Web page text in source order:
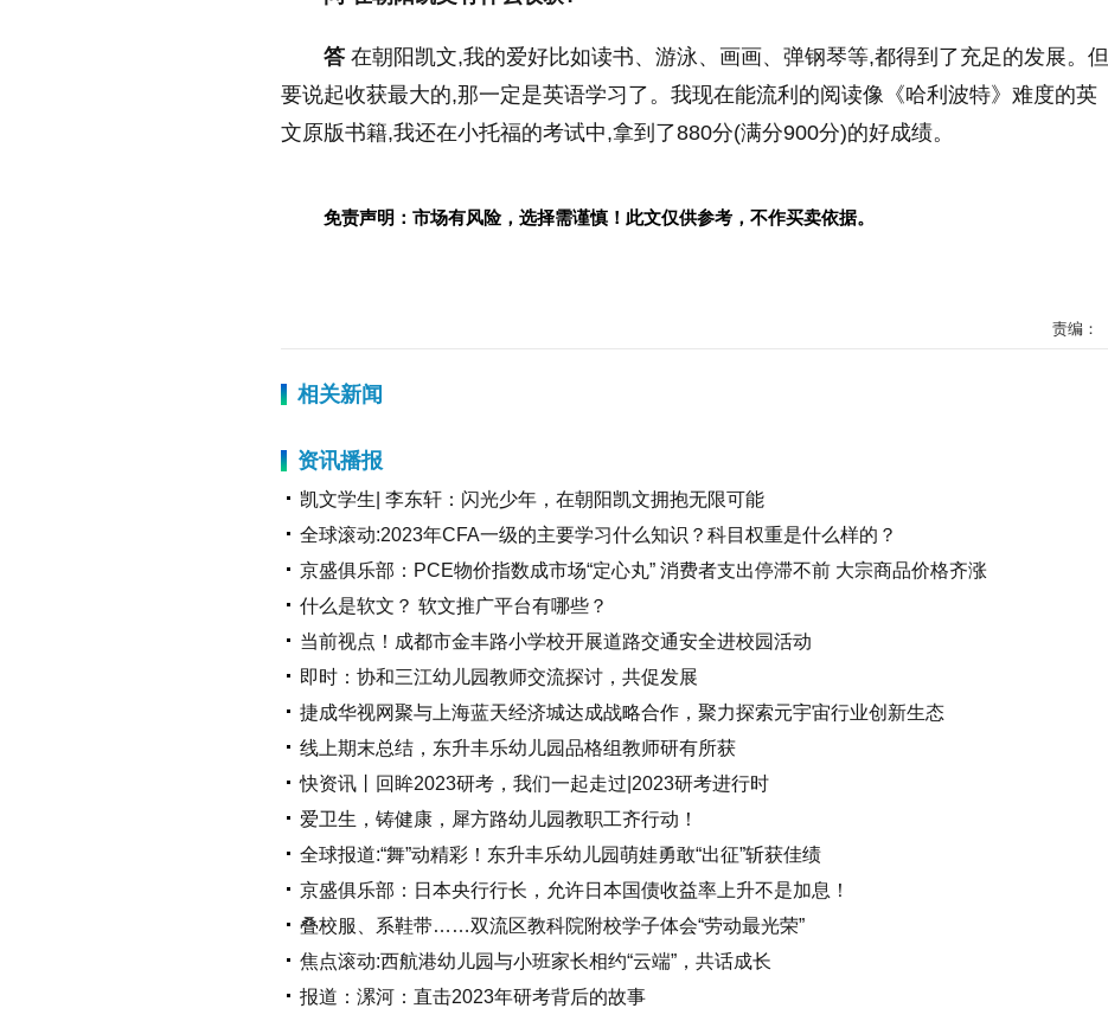
答 在朝阳凯文,我的爱好比如读书、游泳、画画、弹钢琴等,都得到了充足的发展。但
要说起收获最大的,那一定是英语学习了。我现在能流利的阅读像《哈利波特》难度的英
文原版书籍,我还在小托福的考试中,拿到了880分(满分900分)的好成绩。
免责声明：市场有风险，选择需谨慎！此文仅供参考，不作买卖依据。
责编：
相关新闻
资讯播报
凯文学生| 李东轩：闪光少年，在朝阳凯文拥抱无限可能
全球滚动:2023年CFA一级的主要学习什么知识？科目权重是什么样的？
京盛俱乐部：PCE物价指数成市场“定心丸” 消费者支出停滞不前 大宗商品价格齐涨
什么是软文？ 软文推广平台有哪些？
当前视点！成都市金丰路小学校开展道路交通安全进校园活动
即时：协和三江幼儿园教师交流探讨，共促发展
捷成华视网聚与上海蓝天经济城达成战略合作，聚力探索元宇宙行业创新生态
线上期末总结，东升丰乐幼儿园品格组教师研有所获
快资讯丨回眸2023研考，我们一起走过|2023研考进行时
爱卫生，铸健康，犀方路幼儿园教职工齐行动！
全球报道:“舞”动精彩！东升丰乐幼儿园萌娃勇敢“出征”斩获佳绩
京盛俱乐部：日本央行行长，允许日本国债收益率上升不是加息！
叠校服、系鞋带……双流区教科院附校学子体会“劳动最光荣”
焦点滚动:西航港幼儿园与小班家长相约“云端”，共话成长
报道：漯河：直击2023年研考背后的故事